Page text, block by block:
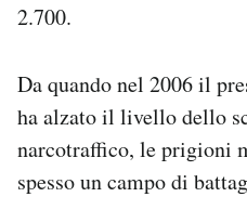
2.700.
Da quando nel 2006 il
ha alzato il livello dello
narcotraffico, le prigioni
spesso un campo di